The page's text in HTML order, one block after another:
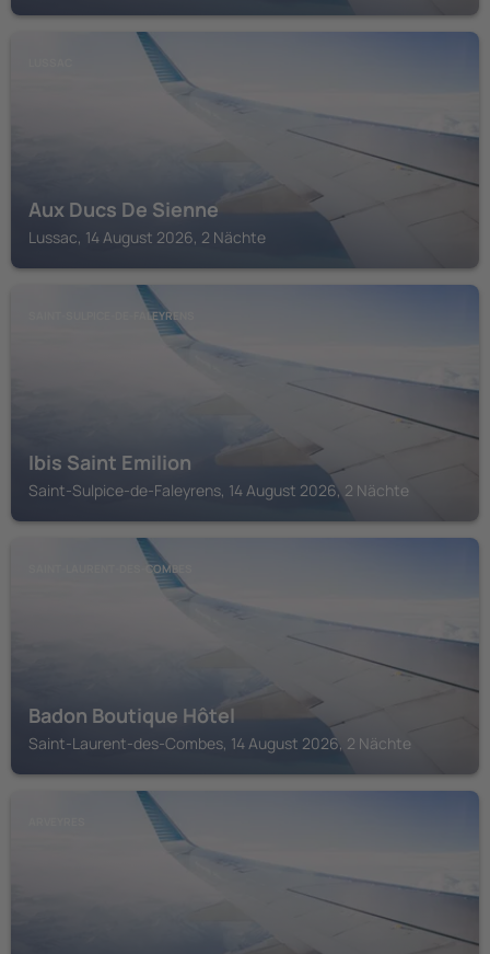
Aux Ducs De Sienne
Lussac, 14 August 2026, 2 Nächte
SAINT-SULPICE-DE-FALEYRENS
Ibis Saint Emilion
Saint-Sulpice-de-Faleyrens, 14 August 2026, 2 Nächte
SAINT-LAURENT-DES-COMBES
Badon Boutique Hôtel
Saint-Laurent-des-Combes, 14 August 2026, 2 Nächte